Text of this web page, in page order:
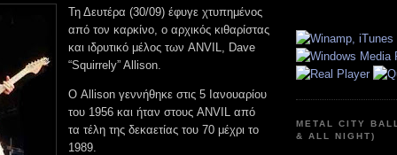
Τη Δευτέρα (30/09) έφυγε χτυπημένος
από τον καρκίνο, ο αρχικός κιθαρίστας
και ιδρυτικό μέλος των ANVIL, Dave
“Squirrely” Allison.
Ο Allison γεννήθηκε στις 5 Ιανουαρίου
του 1956 και ήταν στους ANVIL από
τα τέλη της δεκαετίας του 70 μέχρι το
1989.
METAL CITY
& ALL NIGHT)